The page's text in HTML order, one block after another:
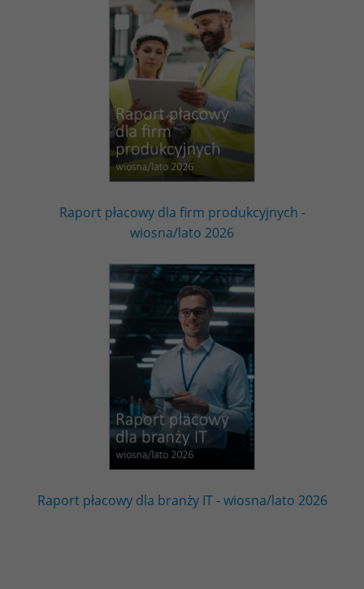
Raport płacowy dla firm produkcyjnych -
wiosna/lato 2026
Raport płacowy dla branży IT - wiosna/lato 2026